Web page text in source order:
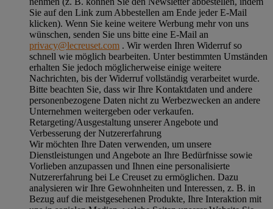
Sie auf den Link zum Abbestellen am Ende jeder E-Mail
klicken). Wenn Sie keine weitere Werbung mehr von uns
wünschen, senden Sie uns bitte eine E-Mail an
privacy@lecreuset.com . Wir werden Ihren Widerruf so
schnell wie möglich bearbeiten. Unter bestimmten Umständen
erhalten Sie jedoch möglicherweise einige weitere
Nachrichten, bis der Widerruf vollständig verarbeitet wurde.
Bitte beachten Sie, dass wir Ihre Kontaktdaten und andere
personenbezogene Daten nicht zu Werbezwecken an andere
Unternehmen weitergeben oder verkaufen.
Retargeting/Ausgestaltung unserer Angebote und
Verbesserung der Nutzererfahrung
Wir möchten Ihre Daten verwenden, um unsere
Dienstleistungen und Angebote an Ihre Bedürfnisse sowie
Vorlieben anzupassen und Ihnen eine personalisierte
Nutzererfahrung bei Le Creuset zu ermöglichen. Dazu
analysieren wir Ihre Gewohnheiten und Interessen, z. B. in
Bezug auf die meistgesehenen Produkte, Ihre Interaktion mit